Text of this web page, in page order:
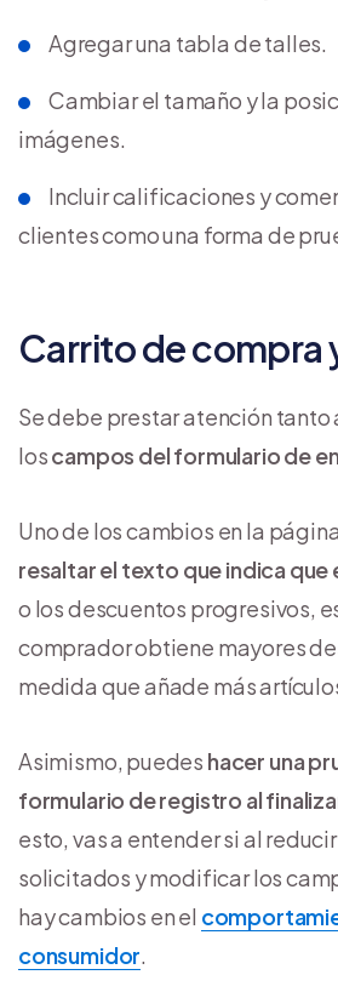
Agregar una tabla de talles.
Cambiar el tamaño y la
imágenes.
Incluir calificaciones y
clientes como una forma de
Carrito de compra
Se debe prestar atención tanto
loscampos del formulario de
Uno de los cambios en la
resaltar el texto que indica que
o los descuentos progresivos,
comprador obtiene mayores
medida que añade más
Asimismo, puedes hacer una
formulario de registro al
esto, vas a entender si al
solicitados y modificar los
hay cambios en el
consumidor.